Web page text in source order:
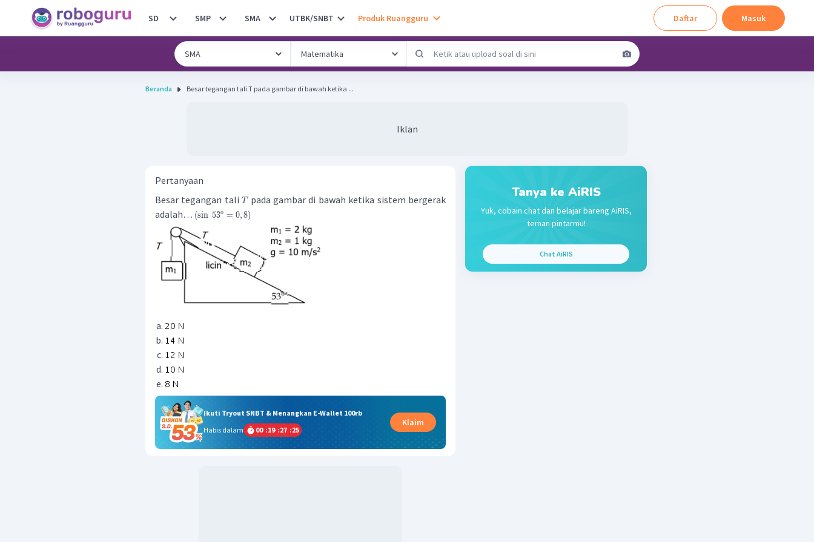
SD SMP SMA UTBK/SNBT Produk Ruangguru Daftar Masuk
Beranda Besar tegangan tali T pada gambar di bawah ketika ...
Iklan
Pertanyaan
Besar tegangan taliT pada gambar di bawah ketika sistem bergerak
adalah… (sin 53o = 0, 8)
Ikuti Tryout SNBT & Menangkan E-Wallet 100rb
Habis dalam
00 :19 :27 :24
Klaim
Tanya ke AiRIS
Yuk, cobain chat dan belajar bareng AiRIS,
teman pintarmu!
Chat AiRIS